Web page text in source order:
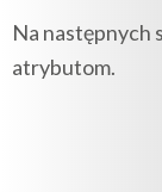
Na następnych
atrybutom.